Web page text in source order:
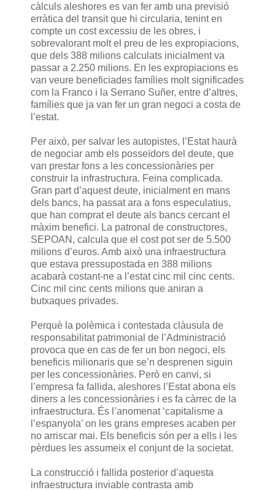
càlculs aleshores es van fer amb una previsió
erràtica del transit que hi circularia, tenint en
compte un cost excessiu de les obres, i
sobrevalorant molt el preu de les expropiacions,
que dels 388 milions calculats inicialment va
passar a 2.250 milions. En les expropiacions es
van veure beneficiades famílies molt significades
com la Franco i la Serrano Suñer, entre d’altres,
famílies que ja van fer un gran negoci a costa de
l’estat.
Per això, per salvar les autopistes, l’Estat haurà
de negociar amb els posseïdors del deute, que
van prestar fons a les concessionàries per
construir la infrastructura. Feina complicada.
Gran part d’aquest deute, inicialment en mans
dels bancs, ha passat ara a fons especulatius,
que han comprat el deute als bancs cercant el
màxim benefici. La patronal de constructores,
SEPOAN, calcula que el cost pot ser de 5.500
milions d’euros. Amb això una infraestructura
que estava pressupostada en 388 milions
acabarà costant-ne a l’estat cinc mil cinc cents.
Cinc mil cinc cents milions que aniran a
butxaques privades.
Perquè la polèmica i contestada clàusula de
responsabilitat patrimonial de l’Administració
provoca que en cas de fer un bon negoci, els
beneficis milionaris que se’n desprenen siguin
per les concessionàries. Però en canvi, si
l’empresa fa fallida, aleshores l’Estat abona els
diners a les concessionàries i es fa càrrec de la
infraestructura. És l’anomenat ‘capitalisme a
l’espanyola’ on les grans empreses acaben per
no arriscar mai. Els beneficis són per a ells i les
pèrdues les assumeix el conjunt de la societat.
La construcció i fallida posterior d’aquesta
infraestructura inviable contrasta amb